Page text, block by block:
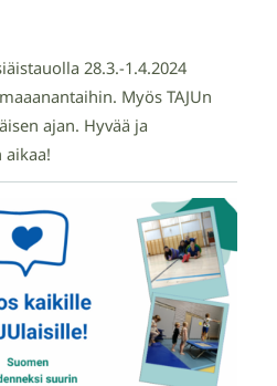
28.3.-1.4.2024
Myös TAJUn
ajan. Hyvää ja
aikaa!